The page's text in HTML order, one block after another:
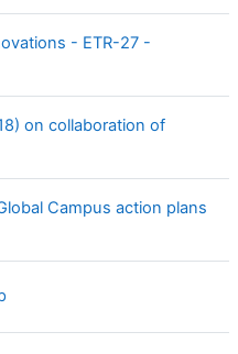
- ETR-27 -
on collaboration of
Campus action plans